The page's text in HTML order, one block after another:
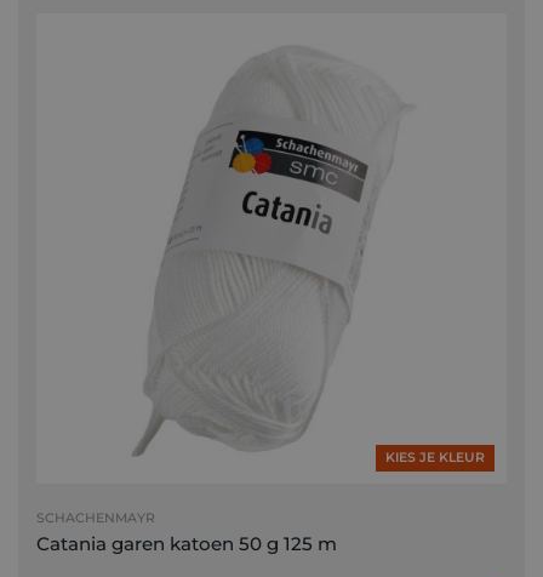
KIES JE KLEUR
SCHACHENMAYR
Catania garen katoen 50 g 125 m